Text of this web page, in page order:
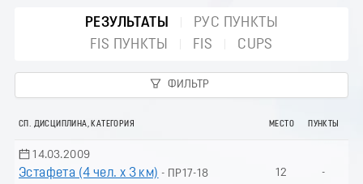
РЕЗУЛЬТАТЫ
РУС ПУНКТЫ
FIS ПУНКТЫ
FIS CUPS
ФИЛЬТР
СП. ДИСЦИПЛИНА, КАТЕГОРИЯ МЕСТО ПУНКТЫ
14.03.2009
Эстафета (4 чел. х 3 км) - ПР17-18
12 -